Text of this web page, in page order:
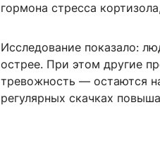
гормона стресса
Исследование показало:
острее. При этом другие
тревожность — остаются
регулярных скачках